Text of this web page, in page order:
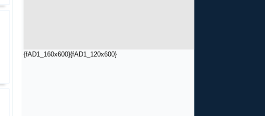
{fAD1_160x600}{fAD1_120x600}